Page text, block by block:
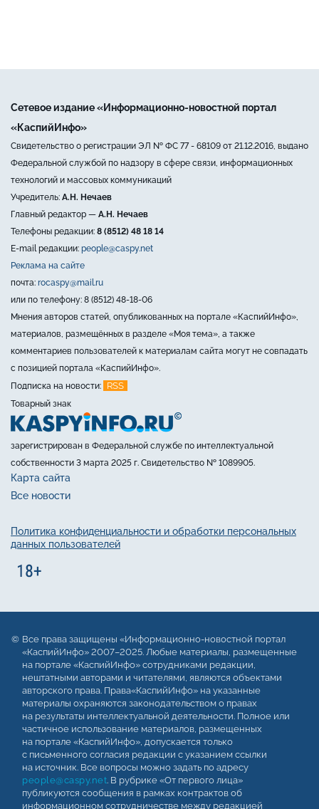
Сетевое издание «Информационно-новостной портал
«КаспийИнфо»
Свидетельство о регистрации ЭЛ № ФС 77 - 68109 от 21.12.2016, выдано
Федеральной службой по надзору в сфере связи, информационных
технологий и массовых коммуникаций
Учредитель: А.Н. Нечаев
Главный редактор — А.Н. Нечаев
Телефоны редакции: 8 (8512) 48 18 14
E-mail редакции: people@caspy.net
Реклама на сайте
почта: rocaspy@mail.ru
или по телефону: 8 (8512) 48-18-06
Мнения авторов статей, опубликованных на портале «КаспийИнфо»,
материалов, размещённых в разделе «Моя тема», а также
комментариев пользователей к материалам сайта могут не совпадать
с позицией портала «КаспийИнфо».
Подписка на новости:
RSS
Товарный знак
зарегистрирован в Федеральной службе по интеллектуальной
собственности 3 марта 2025 г. Свидетельство № 1089905.
Карта сайта
Все новости
Политика конфиденциальности и обработки персональных
данных пользователей
Все права защищены «Информационно-новостной портал
«КаспийИнфо» 2007–2025. Любые материалы, размещенные
на портале «КаспийИнфо» сотрудниками редакции,
нештатными авторами и читателями, являются объектами
авторского права. Права«КаспийИнфо» на указанные
материалы охраняются законодательством о правах
на результаты интеллектуальной деятельности. Полное или
частичное использование материалов, размещенных
на портале «КаспийИнфо», допускается только
с письменного согласия редакции с указанием ссылки
на источник. Все вопросы можно задать по адресу
people@caspy.net. В рубрике «От первого лица»
публикуются сообщения в рамках контрактов об
информационном сотрудничестве между редакцией